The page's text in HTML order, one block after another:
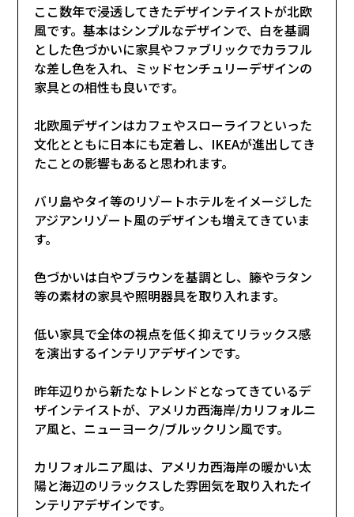
ここ数年で浸透してきたデザインテイストが北欧
風です。基本はシンプルなデザインで、白を基調
とした色づかいに家具やファブリックでカラフル
な差し色を入れ、ミッドセンチュリーデザインの
家具との相性も良いです。
北欧風デザインはカフェやスローライフといった
文化とともに日本にも定着し、IKEAが進出してき
たことの影響もあると思われます。
バリ島やタイ等のリゾートホテルをイメージした
アジアンリゾート風のデザインも増えてきていま
す。
色づかいは白やブラウンを基調とし、籐やラタン
等の素材の家具や照明器具を取り入れます。
低い家具で全体の視点を低く抑えてリラックス感
を演出するインテリアデザインです。
昨年辺りから新たなトレンドとなってきているデ
ザインテイストが、アメリカ西海岸/カリフォルニ
ア風と、ニューヨーク/ブルックリン風です。
カリフォルニア風は、アメリカ西海岸の暖かい太
陽と海辺のリラックスした雰囲気を取り入れたイ
ンテリアデザインです。